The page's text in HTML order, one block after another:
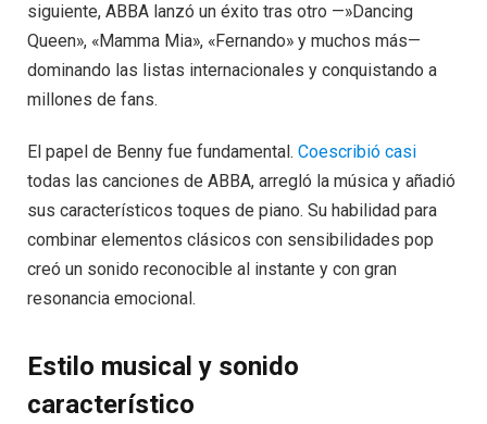
siguiente, ABBA lanzó un éxito tras otro —»Dancing
Queen», «Mamma Mia», «Fernando» y muchos más—
dominando las listas internacionales y conquistando a
millones de fans.
El papel de Benny fue fundamental. Coescribió casi
todas las canciones de ABBA, arregló la música y añadió
sus característicos toques de piano. Su habilidad para
combinar elementos clásicos con sensibilidades pop
creó un sonido reconocible al instante y con gran
resonancia emocional.
Estilo musical y sonido
característico